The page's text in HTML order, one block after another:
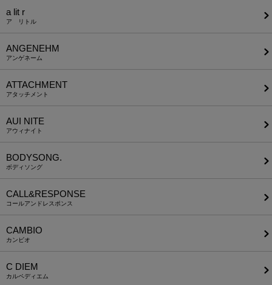
a lit r
ア リトル
ANGENEHM
アンゲネーム
ATTACHMENT
アタッチメント
AUI NITE
アウィナイト
BODYSONG.
ボディソング
CALL&RESPONSE
コールアンドレスポンス
CAMBIO
カンビオ
C DIEM
カルペディエム